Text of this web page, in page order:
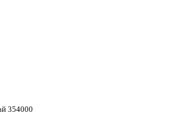
354000